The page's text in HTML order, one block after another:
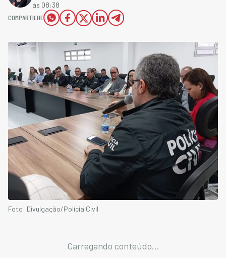
às 08:38
COMPARTILHE
Foto: Divulgação/Polícia Civil
Carregando conteúdo...